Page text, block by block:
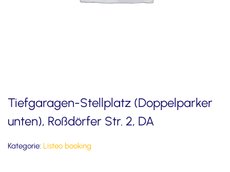
Tiefgaragen-Stellplatz (Doppelparker
unten), Roßdörfer Str. 2, DA
Kategorie: Listeo booking